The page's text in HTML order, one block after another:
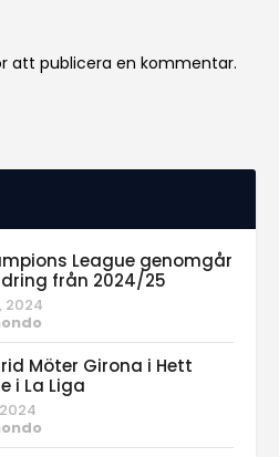
att publicera en kommentar.
League genomgår
från 2024/25
2024
Möter Girona i Hett
i La Liga